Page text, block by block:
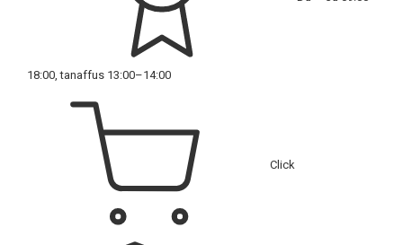
18:00, tanaffus 13:00–14:00
Click